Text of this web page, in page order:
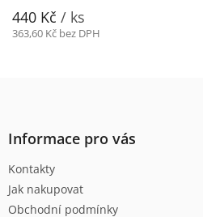
440 Kč / ks
363,60 Kč bez DPH
Informace pro vás
Kontakty
Jak nakupovat
Obchodní podmínky